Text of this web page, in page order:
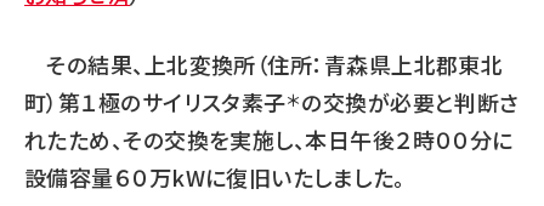
その結果、上北変換所（住所：青森県上北郡東北
町）第１極のサイリスタ素子＊の交換が必要と判断さ
れたため、その交換を実施し、本日午後２時００分に
設備容量６０万kWに復旧いたしました。